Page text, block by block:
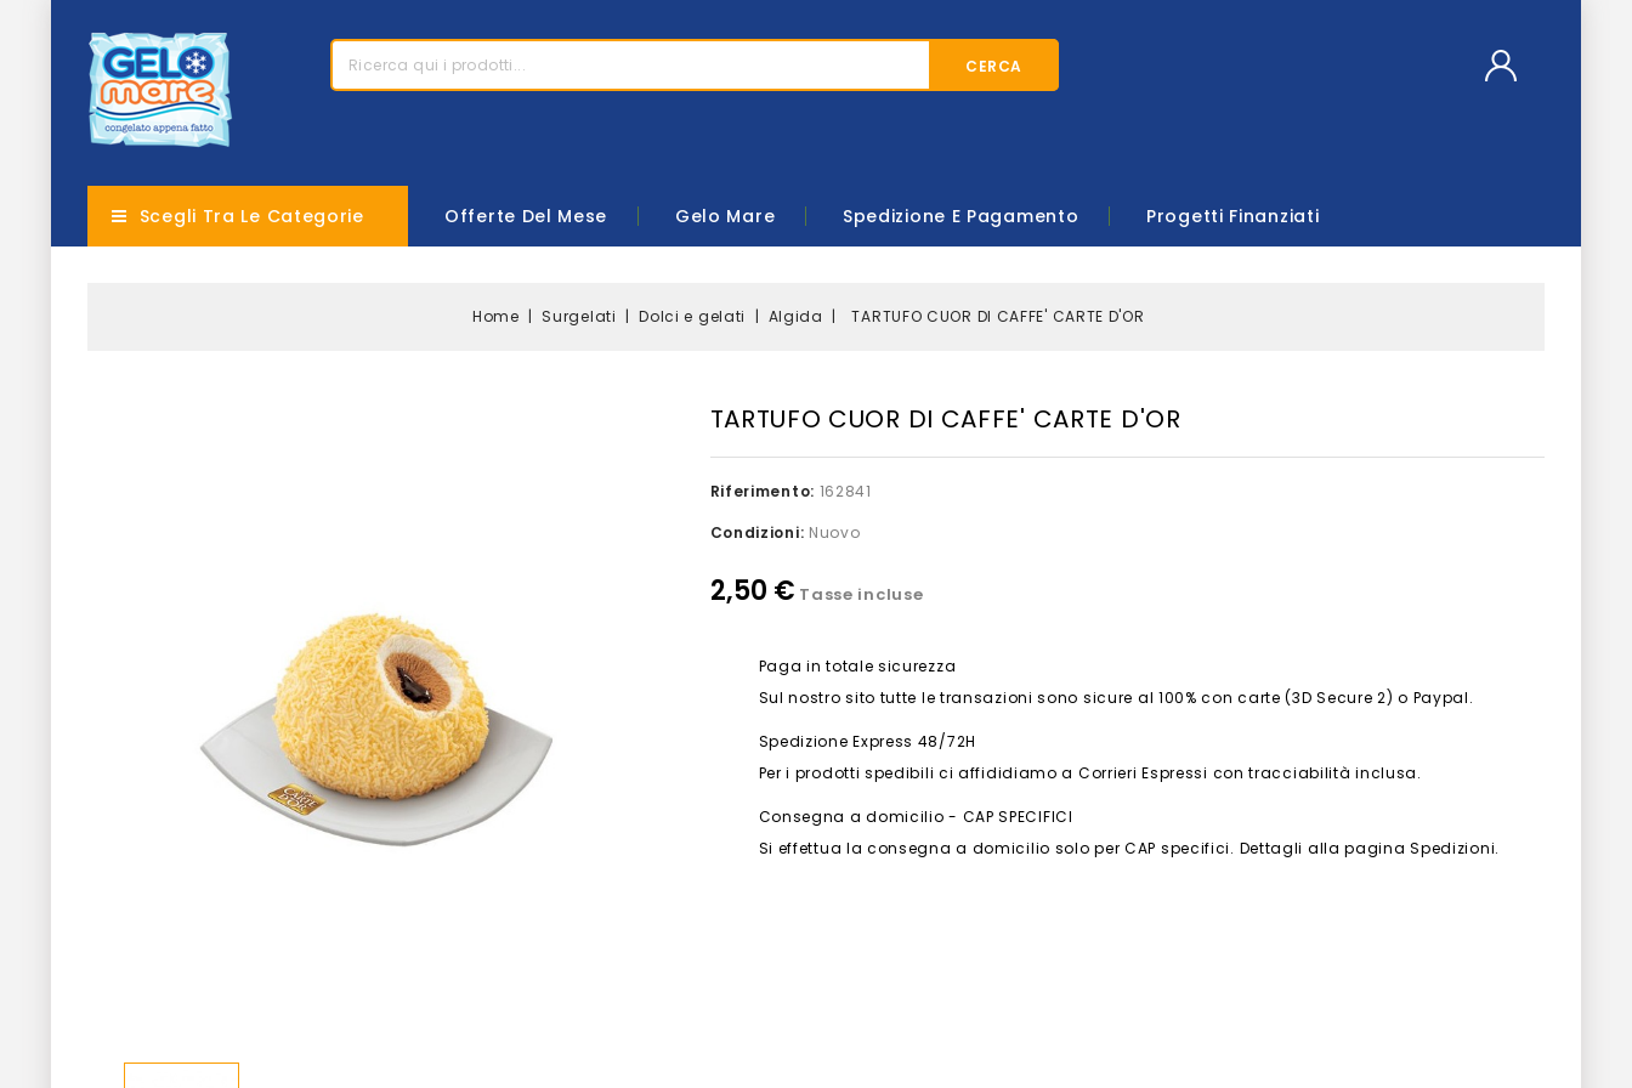
CERCA
Scegli Tra Le Categorie Offerte Del Mese Gelo Mare Spedizione E Pagamento Progetti Finanziati
Home Surgelati Dolci e gelati Algida TARTUFO CUOR DI CAFFE' CARTE D'OR
TARTUFO CUOR DI CAFFE' CARTE D'OR
Riferimento: 162841
Condizioni: Nuovo
2,50 € Tasse incluse
Paga in totale sicurezza
Sul nostro sito tutte le transazioni sono sicure al 100% con carte (3D Secure 2) o Paypal.
Spedizione Express 48/72H
Per i prodotti spedibili ci affididiamo a Corrieri Espressi con tracciabilità inclusa.
Consegna a domicilio - CAP SPECIFICI
Si effettua la consegna a domicilio solo per CAP specifici. Dettagli alla pagina Spedizioni.